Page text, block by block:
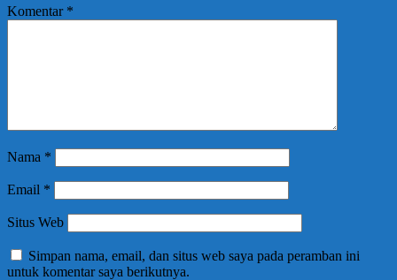
Komentar *
Nama *
Email *
Situs Web
Simpan nama, email, dan situs web saya pada peramban ini
untuk komentar saya berikutnya.